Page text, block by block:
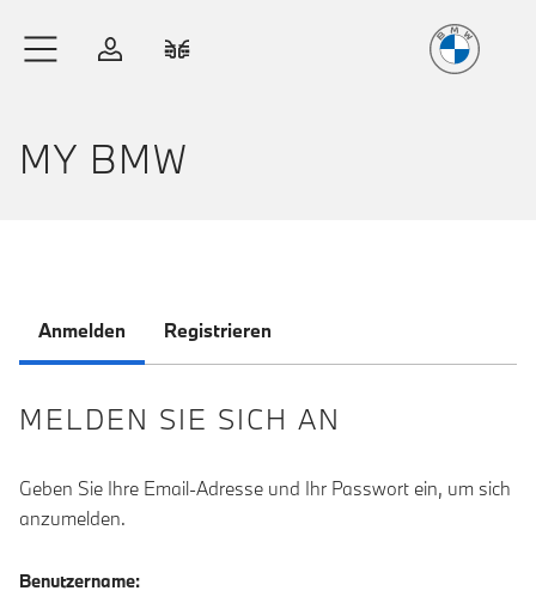
Anmelden
MY BMW
Anmelden Registrieren
MELDEN SIE SICH AN
Geben Sie Ihre Email-Adresse und Ihr Passwort ein, um sich
anzumelden.
Benutzername: